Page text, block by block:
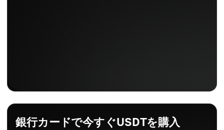
銀行カードで今すぐUSDTを購入